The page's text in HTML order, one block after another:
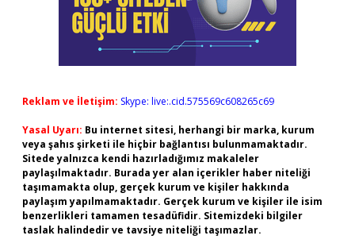
Reklam ve İletişim: Skype: live:.cid.575569c608265c69
Yasal Uyarı: Bu internet sitesi, herhangi bir marka, kurum
veya şahıs şirketi ile hiçbir bağlantısı bulunmamaktadır.
Sitede yalnızca kendi hazırladığımız makaleler
paylaşılmaktadır. Burada yer alan içerikler haber niteliği
taşımamakta olup, gerçek kurum ve kişiler hakkında
paylaşım yapılmamaktadır. Gerçek kurum ve kişiler ile isim
benzerlikleri tamamen tesadüfidir. Sitemizdeki bilgiler
taslak halindedir ve tavsiye niteliği taşımazlar.